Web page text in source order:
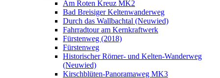
Am Roten Kreuz MK2
Bad Breisiger Keltenwanderweg
Durch das Wallbachtal (Neuwied)
Fahrradtour am Kernkraftwerk
Fürstenweg (2018)
Fürstenweg
Historischer Römer- und Kelten-Wanderweg
(Neuwied)
Kirschblüten-Panoramaweg MK3